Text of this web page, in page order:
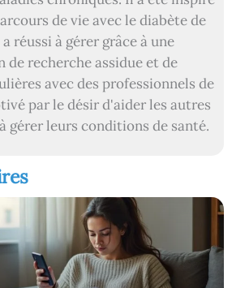
de vie avec le diabète de
réussi à gérer grâce à une
de recherche assidue et de
avec des professionnels de
par le désir d'aider les autres
gérer leurs conditions de santé.